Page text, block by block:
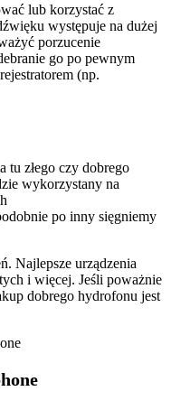
lub korzystać z
występuje na dużej
porzucenie
go po pewnym
(np.
złego czy dobrego
wykorzystany na
po inny sięgniemy
Najlepsze urządzenia
i więcej. Jeśli poważnie
dobrego hydrofonu jest